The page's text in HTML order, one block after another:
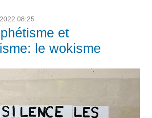
08:25
et
le wokisme